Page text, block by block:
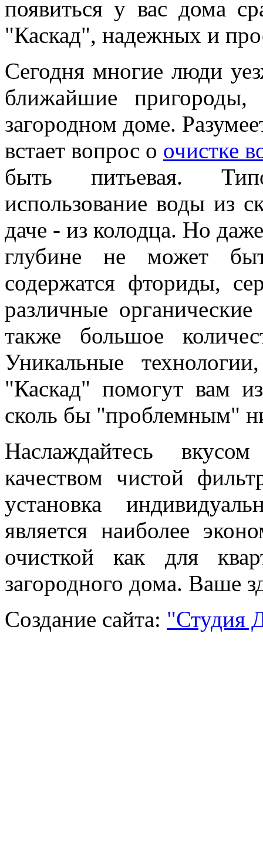
появиться у вас дома
"Каскад", надежных и
Сегодня многие люди
ближайшие пригороды,
загородном доме.
встает вопрос о очистке
быть питьевая.
использование воды из
даче - из колодца. Но
глубине не может
содержатся фториды,
различные
также большое
Уникальные
"Каскад" помогут вам
сколь бы "проблемным"
Наслаждайтесь
качеством чистой
установка
является наиболее
очисткой как для
загородного дома. Ваше
Создание сайта: "Студия